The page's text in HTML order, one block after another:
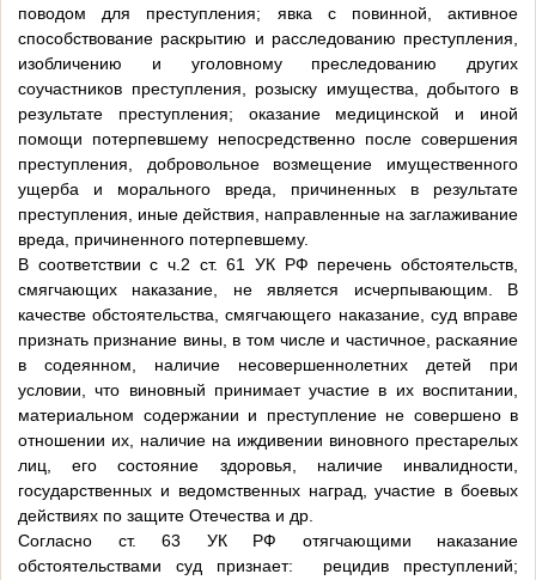
поводом для преступления; явка с повинной, активное
способствование раскрытию и расследованию преступления,
изобличению и уголовному преследованию других
соучастников преступления, розыску имущества, добытого в
результате преступления; оказание медицинской и иной
помощи потерпевшему непосредственно после совершения
преступления, добровольное возмещение имущественного
ущерба и морального вреда, причиненных в результате
преступления, иные действия, направленные на заглаживание
вреда, причиненного потерпевшему.
В соответствии с ч.2 ст. 61 УК РФ перечень обстоятельств,
смягчающих наказание, не является исчерпывающим. В
качестве обстоятельства, смягчающего наказание, суд вправе
признать признание вины, в том числе и частичное, раскаяние
в содеянном, наличие несовершеннолетних детей при
условии, что виновный принимает участие в их воспитании,
материальном содержании и преступление не совершено в
отношении их, наличие на иждивении виновного престарелых
лиц, его состояние здоровья, наличие инвалидности,
государственных и ведомственных наград, участие в боевых
действиях по защите Отечества и др.
Согласно ст. 63 УК РФ отягчающими наказание
обстоятельствами суд признает: рецидив преступлений;